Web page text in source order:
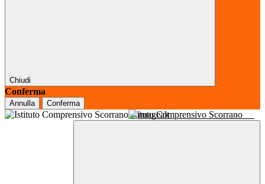
Chiudi
Conferma
Annulla Conferma
Istituto Comprensivo Scorrano